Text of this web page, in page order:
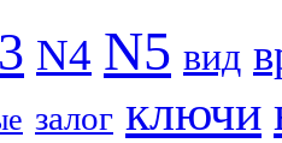
N4 N5 вид
залог ключи